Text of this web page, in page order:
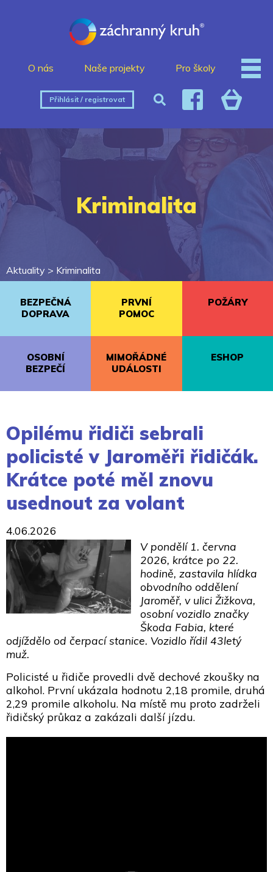
O nás Naše projekty Pro školy
Přihlásit / registrovat
Kriminalita
Aktuality > Kriminalita
BEZPEČNÁ
DOPRAVA
PRVNÍ
POMOC
POŽÁRY
OSOBNÍ
BEZPEČÍ
MIMOŘÁDNÉ
UDÁLOSTI
ESHOP
Opilému řidiči sebrali
policisté v Jaroměři řidičák.
Krátce poté měl znovu
usednout za volant
4.06.2026
V pondělí 1. června
2026, krátce po 22.
hodině, zastavila hlídka
obvodního oddělení
Jaroměř, v ulici Žižkova,
osobní vozidlo značky
Škoda Fabia, které
odjíždělo od čerpací stanice. Vozidlo řídil 43letý
muž.
Policisté u řidiče provedli dvě dechové zkoušky na
alkohol. První ukázala hodnotu 2,18 promile, druhá
2,29 promile alkoholu. Na místě mu proto zadrželi
řidičský průkaz a zakázali další jízdu.